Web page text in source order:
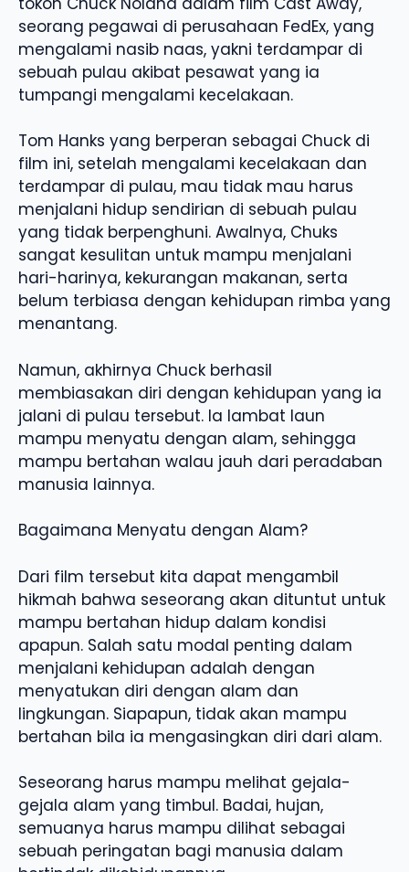
seorang pegawai di perusahaan FedEx, yang
mengalami nasib naas, yakni terdampar di
sebuah pulau akibat pesawat yang ia
tumpangi mengalami kecelakaan.
Tom Hanks yang berperan sebagai Chuck di
film ini, setelah mengalami kecelakaan dan
terdampar di pulau, mau tidak mau harus
menjalani hidup sendirian di sebuah pulau
yang tidak berpenghuni. Awalnya, Chuks
sangat kesulitan untuk mampu menjalani
hari-harinya, kekurangan makanan, serta
belum terbiasa dengan kehidupan rimba yang
menantang.
Namun, akhirnya Chuck berhasil
membiasakan diri dengan kehidupan yang ia
jalani di pulau tersebut. Ia lambat laun
mampu menyatu dengan alam, sehingga
mampu bertahan walau jauh dari peradaban
manusia lainnya.
Bagaimana Menyatu dengan Alam?
Dari film tersebut kita dapat mengambil
hikmah bahwa seseorang akan dituntut untuk
mampu bertahan hidup dalam kondisi
apapun. Salah satu modal penting dalam
menjalani kehidupan adalah dengan
menyatukan diri dengan alam dan
lingkungan. Siapapun, tidak akan mampu
bertahan bila ia mengasingkan diri dari alam.
Seseorang harus mampu melihat gejala-
gejala alam yang timbul. Badai, hujan,
semuanya harus mampu dilihat sebagai
sebuah peringatan bagi manusia dalam